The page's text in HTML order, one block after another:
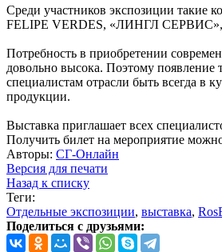
Среди участников экспозиции
FELIPE VERDES, «ЛИНГЛ
Потребность в приобретении
довольно высока. Поэтому появление
специалистам отрасли быть всегда в
продукции.
Выставка приглашает всех
Получить билет на мероприятие
Авторы: СГ-Онлайн
Версия для печати
Назад к списку
Теги:
Отдельные экспозиции, выставка,
Поделиться с друзьями: